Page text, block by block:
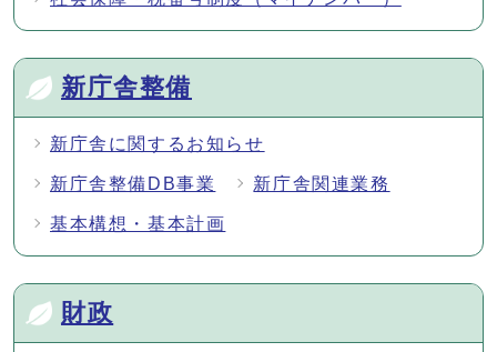
新庁舎整備
新庁舎に関するお知らせ
新庁舎整備DB事業 新庁舎関連業務
基本構想・基本計画
財政